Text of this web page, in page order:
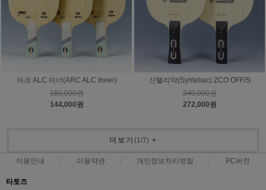
아크 ALC 이너(ARC ALC Inner)
180,000원
144,000원
신텔리악(Synteliac) ZCO OFF/S
340,000원
272,000원
더보기 (1/7) +
이용안내 이용약관 개인정보처리방침 PC버전
타토즈